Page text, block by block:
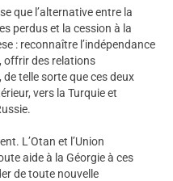
que l’alternative entre la
perdus et la cession à la
: reconnaître l’indépendance
offrir des relations
telle sorte que ces deux
vers la Turquie et
L’Otan et l’Union
aide à la Géorgie à ces
de toute nouvelle